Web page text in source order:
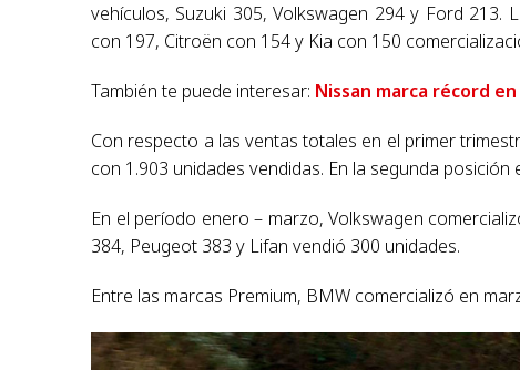
vehículos, Suzuki 305, Volkswagen 294 y Ford 213.
con 197, Citroën con 154 y Kia con 150
También te puede interesar: Nissan marca récord
Con respecto a las ventas totales en el primer
con 1.903 unidades vendidas. En la segunda
En el período enero – marzo, Volkswagen
384, Peugeot 383 y Lifan vendió 300 unidades.
Entre las marcas Premium, BMW comercializó en